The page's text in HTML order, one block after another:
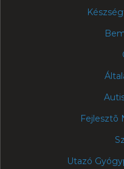
Fejlesztõ
Utazó